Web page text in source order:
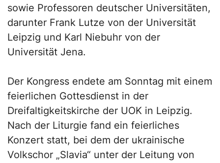
sowie Professoren deutscher Universitäten,
darunter Frank Lutze von der Universität
Leipzig und Karl Niebuhr von der
Universität Jena.
Der Kongress endete am Sonntag mit einem
feierlichen Gottesdienst in der
Dreifaltigkeitskirche der UOK in Leipzig.
Nach der Liturgie fand ein feierliches
Konzert statt, bei dem der ukrainische
Volkschor „Slavia“ unter der Leitung von